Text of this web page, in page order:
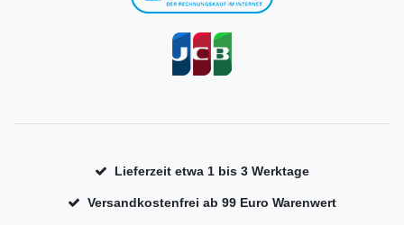
Lieferzeit etwa 1 bis 3 Werktage
Versandkostenfrei ab 99 Euro Warenwert